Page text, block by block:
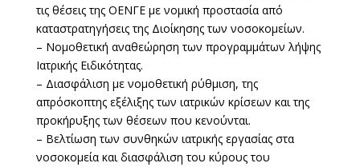
τις θέσεις της ΟΕΝΓΕ με νομική προστασία από
καταστρατηγήσεις της Διοίκησης των νοσοκομείων.
– Νομοθετική αναθεώρηση των προγραμμάτων λήψης
Ιατρικής Ειδικότητας.
– Διασφάλιση με νομοθετική ρύθμιση, της
απρόσκοπτης εξέλιξης των ιατρικών κρίσεων και της
προκήρυξης των θέσεων που κενούνται.
– Βελτίωση των συνθηκών ιατρικής εργασίας στα
νοσοκομεία και διασφάλιση του κύρους του